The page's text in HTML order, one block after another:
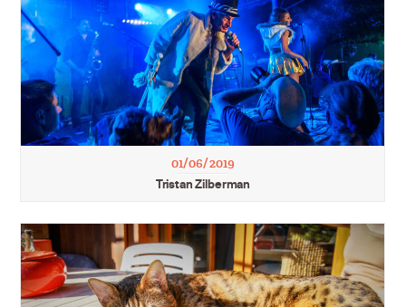
01/06/2019
Tristan Zilberman